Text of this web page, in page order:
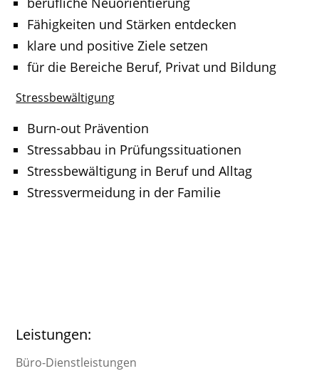
Fähigkeiten und Stärken entdecken
klare und positive Ziele setzen
für die Bereiche Beruf, Privat und Bildung
Stressbewältigung
Burn-out Prävention
Stressabbau in Prüfungssituationen
Stressbewältigung in Beruf und Alltag
Stressvermeidung in der Familie
Leistungen:
Büro-Dienstleistungen